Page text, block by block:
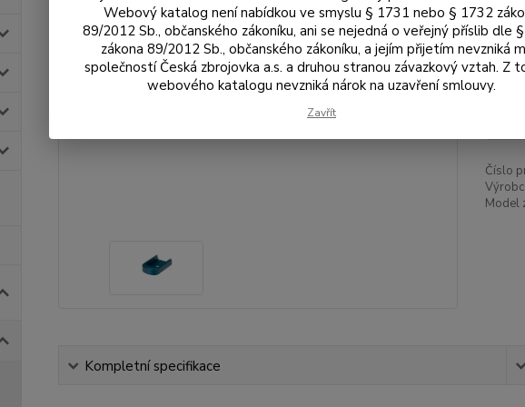
Číslo
Model
Kompletní specifikace
Webový katalog není nabídkou ve smyslu § 1731 nebo § 1732
89/2012 Sb., občanského zákoníku, ani se nejedná o veřejný příslib dle
zákona 89/2012 Sb., občanského zákoníku, a jejím přijetím nevzniká
společností Česká zbrojovka a.s. a druhou stranou závazkový vztah. Z
webového katalogu nevzniká nárok na uzavření smlouvy.
Zavřít